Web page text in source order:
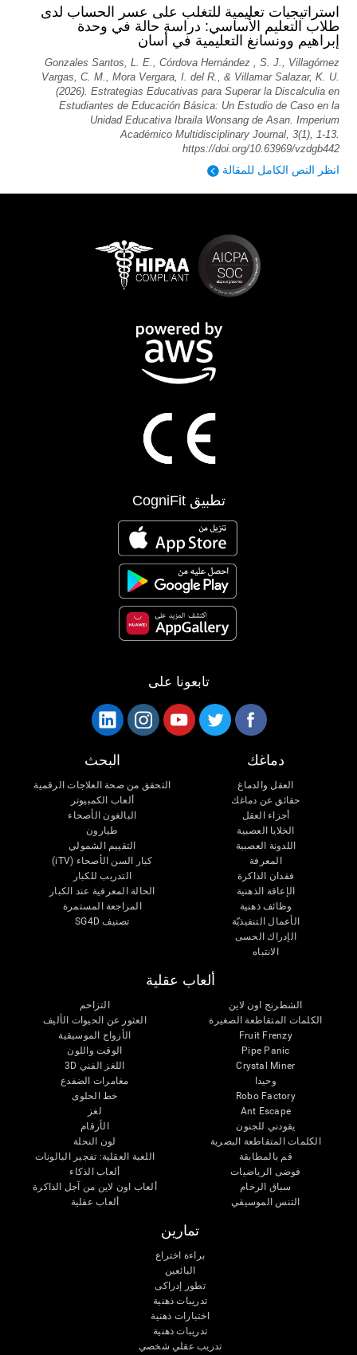
استراتيجيات تعليمية للتغلب على عسر الحساب لدى
طلاب التعليم الأساسي: دراسة حالة في وحدة
إبراهيم وونسانغ التعليمية في أسان
Gonzales Santos, L. E., Córdova Hernández , S. J., Villagómez
Vargas, C. M., Mora Vergara, I. del R., & Villamar Salazar, K. U.
(2026). Estrategias Educativas para Superar la Discalculia en
Estudiantes de Educación Básica: Un Estudio de Caso en la
Unidad Educativa Ibraila Wonsang de Asan. Imperium
Académico Multidisciplinary Journal, 3(1), 1-13.
https://doi.org/10.63969/vzdgb442
انظر النص الكامل للمقالة
تطبيق CogniFit
تابعونا على
دماغك
العقل والدماغ
حقائق عن دماغك
أجزاء العقل
الخلايا العصبية
اللدونة العصبية
المعرفة
فقدان الذاكرة
الإعاقة الذهنية
وظائف ذهنية
الأعمال التنفيذيّة
الإدراك الحسى
الانتباه
البحث
التحقق من صحة العلاجات الرقمية
ألعاب الكمبيوتر
البالغون الأصحاء
طيارون
التقييم الشمولي
كبار السن الأصحاء (iTV)
التدريب للكبار
الحالة المعرفية عند الكبار
المراجعة المستمرة
تصنيف SG4D
ألعاب عقلية
الشطرنج اون لاين
الكلمات المتقاطعة الصغيرة
Fruit Frenzy
Pipe Panic
Crystal Miner
وحيدا
Robo Factory
Ant Escape
يقودني للجنون
الكلمات المتقاطعة البصرية
قم بالمطابقة
فوضى الرياضيات
سباق الرخام
التنس الموسيقي
التزاحم
العثور عن الحيوات الأليف
الأزواج الموسيقية
الوقت واللون
اللغز الفني 3D
مغامرات الضفدع
خط الحلوى
لغز
الأرقام
لون النحلة
اللعبة العقلية: تفجير البالونات
ألعاب الذكاء
ألعاب اون لاين من آجل الذاكرة
ألعاب عقلية
تمارين
براءة اختراع
البائعين
تطور إدراكى
تدريبات ذهنية
اختبارات ذهنية
تدريبات ذهنية
تدريب عقلي شخصي